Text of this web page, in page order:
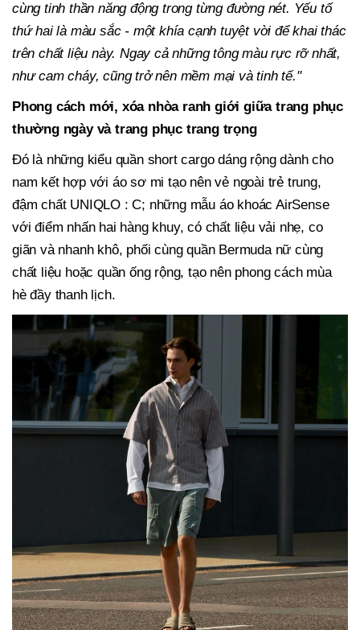
cùng tinh thần năng động trong từng đường nét. Yếu tố
thứ hai là màu sắc - một khía cạnh tuyệt vời để khai thác
trên chất liệu này. Ngay cả những tông màu rực rỡ nhất,
như cam cháy, cũng trở nên mềm mại và tinh tế."
Phong cách mới, xóa nhòa ranh giới giữa trang phục
thường ngày và trang phục trang trọng
Đó là những kiểu quần short cargo dáng rộng dành cho
nam kết hợp với áo sơ mi tạo nên vẻ ngoài trẻ trung,
đậm chất UNIQLO : C; những mẫu áo khoác AirSense
với điểm nhấn hai hàng khuy, có chất liệu vải nhẹ, co
giãn và nhanh khô, phối cùng quần Bermuda nữ cùng
chất liệu hoặc quần ống rộng, tạo nên phong cách mùa
hè đầy thanh lịch.